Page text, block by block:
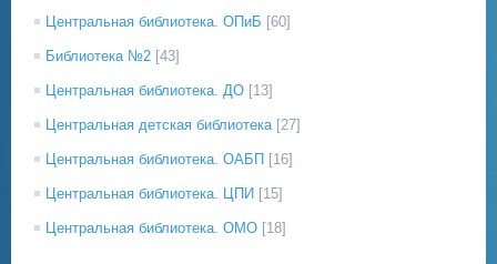
Центральная библиотека. ОПиБ [60]
Библиотека №2 [43]
Центральная библиотека. ДО [13]
Центральная детская библиотека [27]
Центральная библиотека. ОАБП [16]
Центральная библиотека. ЦПИ [15]
Центральная библиотека. ОМО [18]